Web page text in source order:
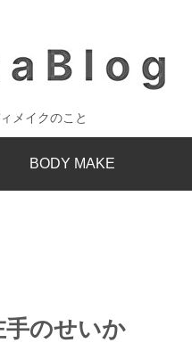
メイクのこと
BODY MAKE
のせいか